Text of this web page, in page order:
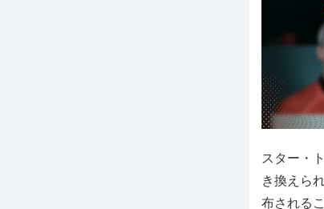
スター・
き換えら
布される